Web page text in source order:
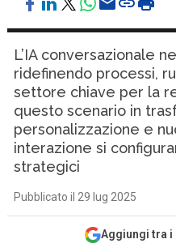
L’IA conversazionale
ridefinendo processi,
settore chiave per la
questo scenario in
personalizzazione e
interazione si
strategici
Pubblicato il 29 lug 2025
Aggiungi tra